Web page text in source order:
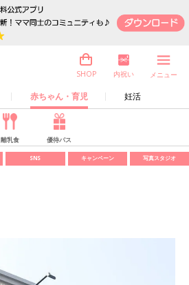
赤ちゃん・育児 妊活
SHOP 内祝い メニュー
離乳食 優待パス
SNS キャンペーン 写真スタジオ